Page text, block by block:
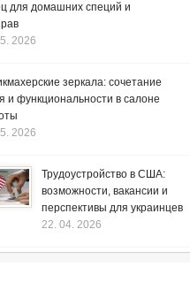
для домашних специй и
2026
зеркала: сочетание
и функциональности в салоне
2026
Трудоустройство в США:
возможности, вакансии и
перспективы для украинцев
22. 04. 2026